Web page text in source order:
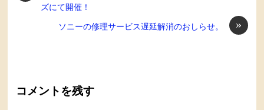
ズにて開催！
»
ソニーの修理サービス遅延解消のおしらせ。
コメントを残す